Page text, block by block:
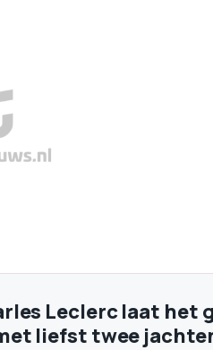
Leclerc laat het
liefst twee